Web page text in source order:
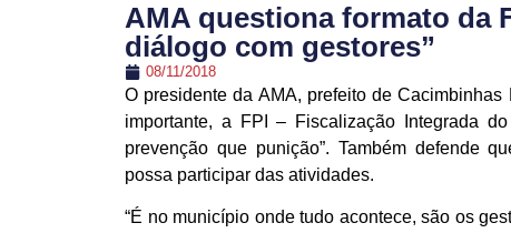
AMA questiona formato da
diálogo com gestores”
08/11/2018
O presidente da AMA, prefeito de
importante, a FPI – Fiscalização Integrada
prevenção que punição”. Também defende
possa participar das atividades.
“É no município onde tudo acontece, são os